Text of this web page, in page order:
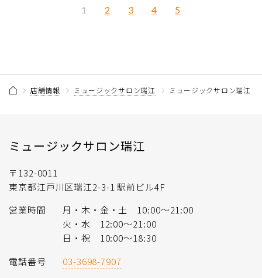
1 2 3 4 5
店舗情報 ミュージックサロン瑞江 ミュージックサロン瑞江
ミュージックサロン瑞江
〒132-0011
東京都江戸川区瑞江2-3-1 駅前ビル4F
営業時間
月・木・金・土 10:00～21:00
火・水 12:00～21:00
日・祝 10:00～18:30
電話番号
03-3698-7907